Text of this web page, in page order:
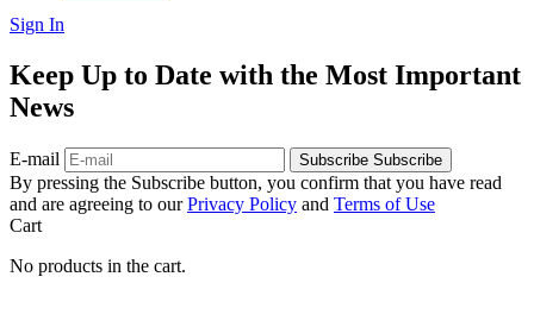
Sign In
Keep Up to Date with the Most Important
News
E-mail Subscribe Subscribe
By pressing the Subscribe button, you confirm that you have read
and are agreeing to ourPrivacy Policy and Terms of Use
Cart
No products in the cart.